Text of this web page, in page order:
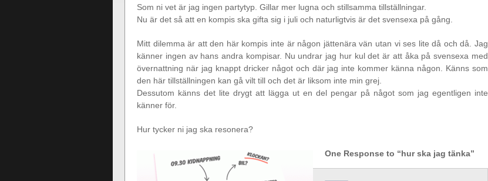
Som ni vet är jag ingen partytyp. Gillar mer lugna och stillsamma tillställningar.
Nu är det så att en kompis ska gifta sig i juli och naturligtvis är det svensexa på gång.
Mitt dilemma är att den här kompis inte är någon jättenära vän utan vi ses lite då och då. Jag
känner ingen av hans andra kompisar. Nu undrar jag hur kul det är att åka på svensexa med
övernattning när jag knappt dricker något och där jag inte kommer känna någon. Känns som
den här tillställningen kan gå vilt till och det är liksom inte min grej.
Dessutom känns det lite drygt att lägga ut en del pengar på något som jag egentligen inte
känner för.
Hur tycker ni jag ska resonera?
One Response to “hur ska jag tänka”